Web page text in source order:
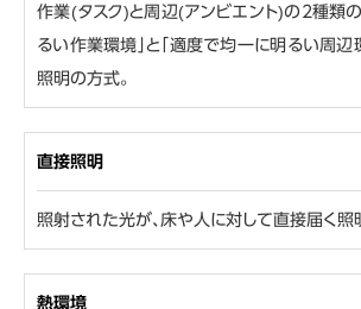
作業(タスク)と周辺(アンビエント)の2種類の
るい作業環境」と「適度で均一に明るい周辺
照明の方式。
直接照明
照射された光が、床や人に対して直接届く照
熱環境